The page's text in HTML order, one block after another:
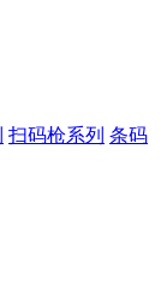
扫码枪系列 条码